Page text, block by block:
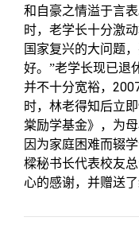
和自豪之情溢于言
时，老学长十分激
国家复兴的大问题
好。”老学长现已退
并不十分宽裕，
时，林老得知后立
棠励学基金》，为
因为家庭困难而辍
樑秘书长代表校友
心的感谢，并赠送了